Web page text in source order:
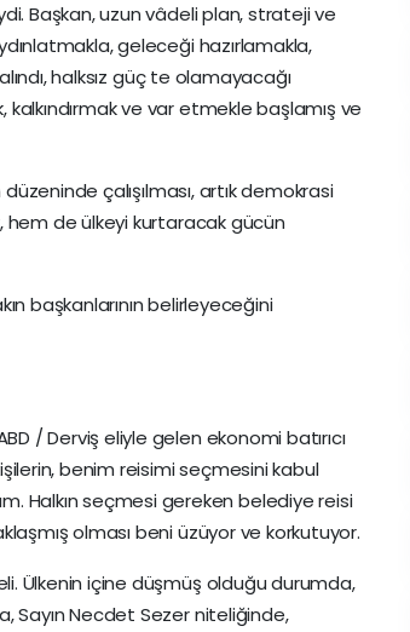
Başkan, uzun vâdeli plan, strateji ve
geleceği hazırlamakla,
halksız güç te olamayacağı
ve var etmekle başlamış ve
çalışılması, artık demokrasi
hem de ülkeyi kurtaracak gücün
başkanlarının belirleyeceğini
/ Derviş eliyle gelen ekonomi batırıcı
benim reisimi seçmesini kabul
Halkın seçmesi gereken belediye reisi
olması beni üzüyor ve korkutuyor.
Ülkenin içine düşmüş olduğu durumda,
Sayın Necdet Sezer niteliğinde,